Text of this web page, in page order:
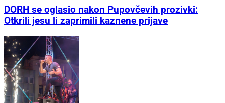
DORH se oglasio nakon Pupovčevih prozivki:
Otkrili jesu li zaprimili kaznene prijave